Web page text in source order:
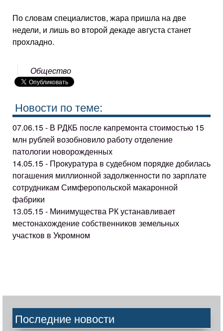
По словам специалистов, жара пришла на две
недели, и лишь во второй декаде августа станет
прохладно.
Общество
Новости по теме:
07.06.15 - В РДКБ после капремонта стоимостью 15
млн рублей возобновило работу отделение
патологии новорожденных
14.05.15 - Прокуратура в судебном порядке добилась
погашения миллионной задолженности по зарплате
сотрудникам Симферопольской макаронной
фабрики
13.05.15 - Минимущества РК устанавливает
местонахождение собственников земельных
участков в Укромном
Последние новости